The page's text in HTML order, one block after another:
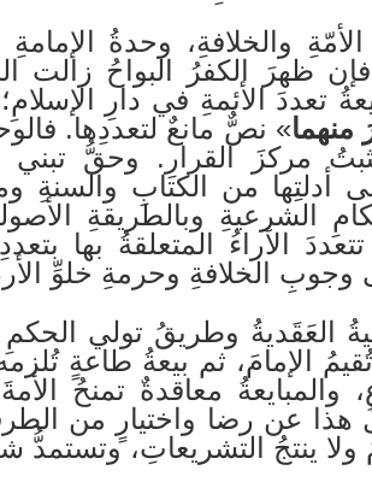
الأمّةِ والخلافةِ، وحدةُ
فإن ظهرَ الكفرُ البواحُ
تعددَ الأئمةِ في دارِ
منهما» نصٌّ مانعٌ لتعددِها.
مركزَ القرارِ. وحقُّ تبني
أدلتِها من الكتابِ والسنةِ
الشرعيةِ وبالطريقةِ
تتعددَ الآراءُ المتعلقةُ بها
وجوبِ الخلافةِ وحرمةِ خلوِّ
العَقَديةُ وطريقُ تولي
تُقيمُ الإمامَ، ثم بيعةُ طاعةٍ
والمبايعةُ معاقدةٌ تمنحُ
هذا عن رضا واختيارٍ من
ولا ينتجُ التشريعاتِ،